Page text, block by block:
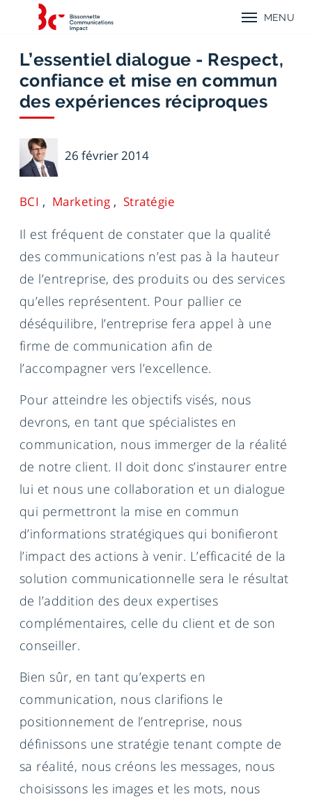
L’essentiel dialogue - Respect,
confiance et mise en commun
des expériences réciproques
Bissonnette
26 février 2014
BCI Marketing Stratégie
Il est fréquent de constater que la qualité
des communications n’est pas à la hauteur
de l’entreprise, des produits ou des services
qu’elles représentent. Pour pallier ce
déséquilibre, l’entreprise fera appel à une
firme de communication afin de
l’accompagner vers l’excellence.
Pour atteindre les objectifs visés, nous
devrons, en tant que spécialistes en
communication, nous immerger de la réalité
de notre client. Il doit donc s’instaurer entre
lui et nous une collaboration et un dialogue
qui permettront la mise en commun
d’informations stratégiques qui bonifieront
l’impact des actions à venir. L’efficacité de la
solution communicationnelle sera le résultat
de l’addition des deux expertises
complémentaires, celle du client et de son
conseiller.
Bien sûr, en tant qu’experts en
communication, nous clarifions le
positionnement de l’entreprise, nous
définissons une stratégie tenant compte de
sa réalité, nous créons les messages, nous
choisissons les images et les mots, nous
contenu
Bissonnette
Communications
Impact
MENU